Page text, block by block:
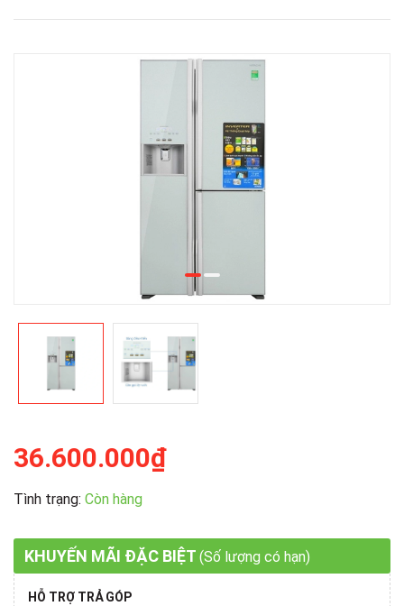
36.600.000₫
Tình trạng: Còn hàng
KHUYẾN MÃI ĐẶC BIỆT (Số lượng có hạn)
HỖ TRỢ TRẢ GÓP